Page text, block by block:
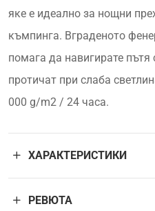
яке е идеално за нощни
къмпинга. Вграденото
помага да навигирате
протичат при слаба
000 g/m2 / 24 часа.
ХАРАКТЕРИСТИКИ
РЕВЮТА